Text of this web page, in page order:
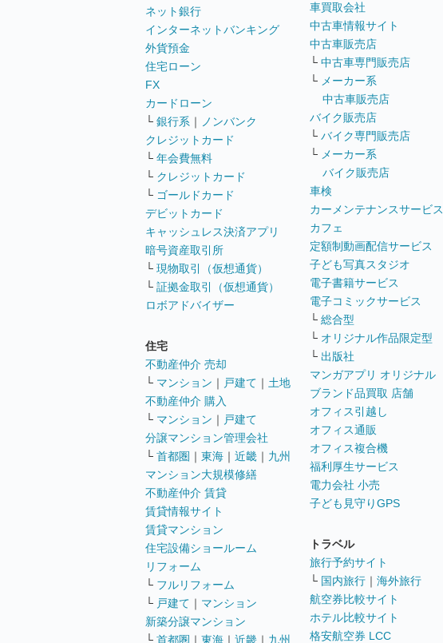
ネット銀行
インターネットバンキング
外貨預金
住宅ローン
FX
カードローン
└ 銀行系 ｜
ノンバンク
クレジットカード
└ 年会費無料
└ クレジットカード
└ ゴールドカード
デビットカード
キャッシュレス決済アプリ
暗号資産取引所
└ 現物取引（仮想通貨）
└ 証拠金取引（仮想通貨）
ロボアドバイザー
住宅
不動産仲介 売却
└ マンション ｜ 戸建て ｜ 土地
不動産仲介 購入
└ マンション ｜ 戸建て
分譲マンション管理会社
└ 首都圏 ｜ 東海 ｜ 近畿 ｜ 九州
マンション大規模修繕
不動産仲介 賃貸
賃貸情報サイト
賃貸マンション
住宅設備ショールーム
リフォーム
└ フルリフォーム
└ 戸建て ｜ マンション
新築分譲マンション
└ 首都圏 ｜ 東海 ｜ 近畿 ｜ 九州
車買取会社
中古車情報サイト
中古車販売店
└ 中古車専門販売店
└ メーカー系
中古車販売店
バイク販売店
└ バイク専門販売店
└ メーカー系
バイク販売店
車検
カーメンテナンスサービス
カフェ
定額制動画配信サービス
子ども写真スタジオ
電子書籍サービス
電子コミックサービス
└ 総合型
└ オリジナル作品限定型
└ 出版社
マンガアプリ オリジナル
ブランド品買取 店舗
オフィス引越し
オフィス通販
オフィス複合機
福利厚生サービス
電力会社 小売
子ども見守りGPS
トラベル
旅行予約サイト
└ 国内旅行 ｜ 海外旅行
航空券比較サイト
ホテル比較サイト
格安航空券 LCC